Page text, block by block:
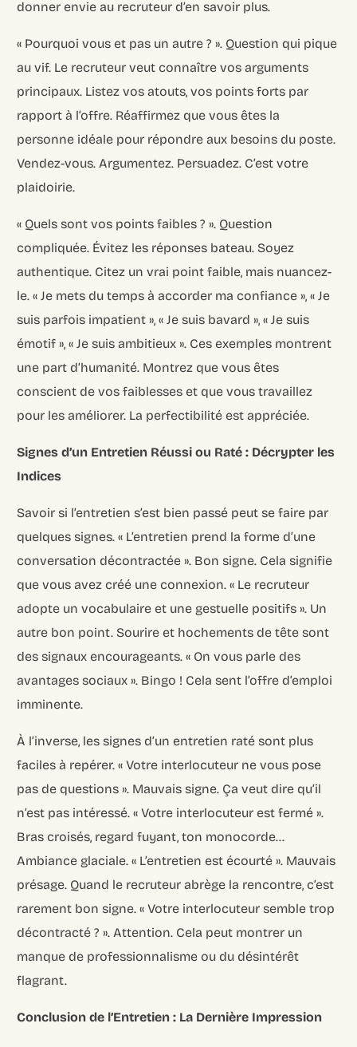
donner envie au recruteur d’en savoir plus.
« Pourquoi vous et pas un autre ? ». Question qui pique
au vif. Le recruteur veut connaître vos arguments
principaux. Listez vos atouts, vos points forts par
rapport à l’offre. Réaffirmez que vous êtes la
personne idéale pour répondre aux besoins du poste.
Vendez-vous. Argumentez. Persuadez. C’est votre
plaidoirie.
« Quels sont vos points faibles ? ». Question
compliquée. Évitez les réponses bateau. Soyez
authentique. Citez un vrai point faible, mais nuancez-
le. « Je mets du temps à accorder ma confiance », « Je
suis parfois impatient », « Je suis bavard », « Je suis
émotif », « Je suis ambitieux ». Ces exemples montrent
une part d’humanité. Montrez que vous êtes
conscient de vos faiblesses et que vous travaillez
pour les améliorer. La perfectibilité est appréciée.
Signes d’un Entretien Réussi ou Raté : Décrypter les
Indices
Savoir si l’entretien s’est bien passé peut se faire par
quelques signes. « L’entretien prend la forme d’une
conversation décontractée ». Bon signe. Cela signifie
que vous avez créé une connexion. « Le recruteur
adopte un vocabulaire et une gestuelle positifs ». Un
autre bon point. Sourire et hochements de tête sont
des signaux encourageants. « On vous parle des
avantages sociaux ». Bingo ! Cela sent l’offre d’emploi
imminente.
À l’inverse, les signes d’un entretien raté sont plus
faciles à repérer. « Votre interlocuteur ne vous pose
pas de questions ». Mauvais signe. Ça veut dire qu’il
n’est pas intéressé. « Votre interlocuteur est fermé ».
Bras croisés, regard fuyant, ton monocorde…
Ambiance glaciale. « L’entretien est écourté ». Mauvais
présage. Quand le recruteur abrège la rencontre, c’est
rarement bon signe. « Votre interlocuteur semble trop
décontracté ? ». Attention. Cela peut montrer un
manque de professionnalisme ou du désintérêt
flagrant.
Conclusion de l’Entretien : La Dernière Impression